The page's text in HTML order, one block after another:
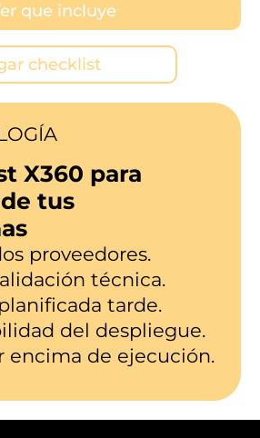
que incluye
checklist
X360 para
tus
proveedores.
técnica.
tarde.
del despliegue.
encima de ejecución.